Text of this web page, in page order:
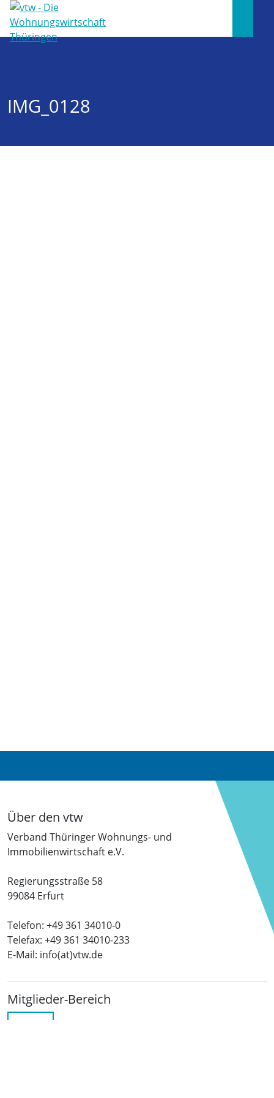
IMG_0128
Über den vtw
Verband Thüringer Wohnungs- und
Immobilienwirtschaft e.V.
Regierungsstraße 58
99084 Erfurt
Telefon: +49 361 34010-0
Telefax: +49 361 34010-233
E-Mail: info(at)vtw.de
Mitglieder-Bereich